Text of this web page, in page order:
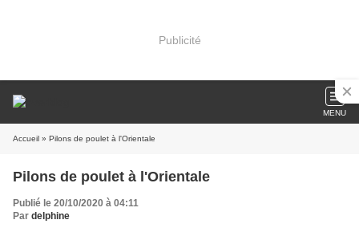
Publicité
MENU
Accueil » Pilons de poulet à l'Orientale
Pilons de poulet à l'Orientale
Publié le 20/10/2020 à 04:11
Par delphine